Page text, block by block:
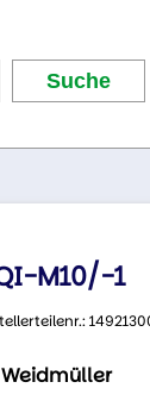
M10/-1
Weidmüller